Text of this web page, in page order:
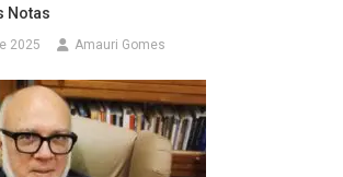
Notas
2025 Amauri Gomes